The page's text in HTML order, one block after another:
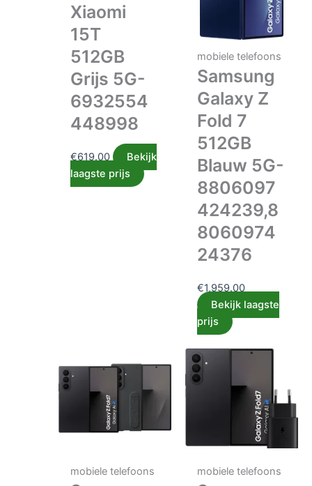
Xiaomi
15T
512GB
Grijs 5G-
6932554
448998
€619.00
Bekijk
laagste prijs
mobiele telefoons
Samsung
Galaxy Z
Fold 7
512GB
Blauw 5G-
8806097
424239,8
8060974
24376
€1,959.00
Bekijk laagste
prijs
mobiele telefoons mobiele telefoons